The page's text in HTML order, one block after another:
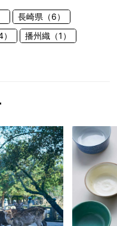
長崎県（6）
播州織（1）